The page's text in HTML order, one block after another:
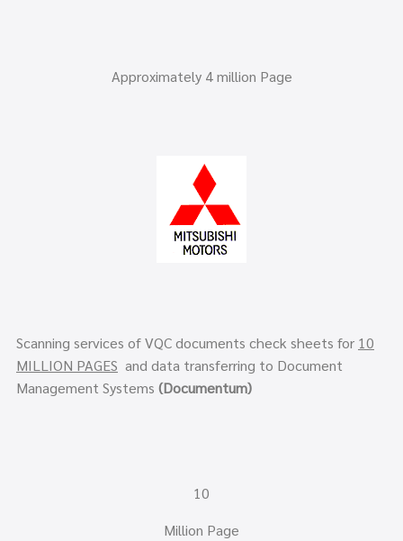
Approximately 4 million Page
Scanning services of VQC documents check sheets for 10
MILLION PAGES and data transferring to Document
Management Systems (Documentum)
10
Million Page